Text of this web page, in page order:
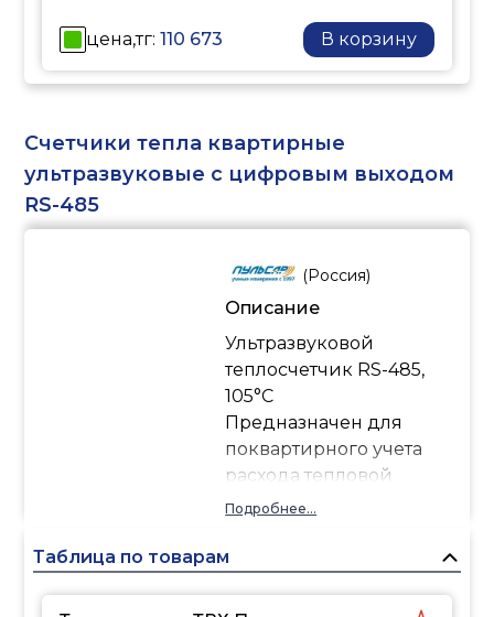
передатчика импульсов
с высокой разрешением,
постоянной
зависит от расхода воды
и определением
воды;
выход данных -
цифровой интерфейс,
который подключается к
сети M-BUS а так же
устройствам с
интерфейсом MiniBus, к
примеру, радиомодуль
системы SENSUS SCOUT.
Преимущества
импульсного модуля:
Возможность
использования со всеми
стандартными
цена,тг:110 673 В корзину
Счетчики тепла квартирные
ультразвуковые с цифровым выходом
RS-485
(Россия)
Описание
Ультразвуковой
теплосчетчик RS-485,
105°C
Предназначен для
поквартирного учета
расхода тепловой
энергии.
теплоносителя
подсчета ультразвуковых
Подробнее...
Таблица по товарам